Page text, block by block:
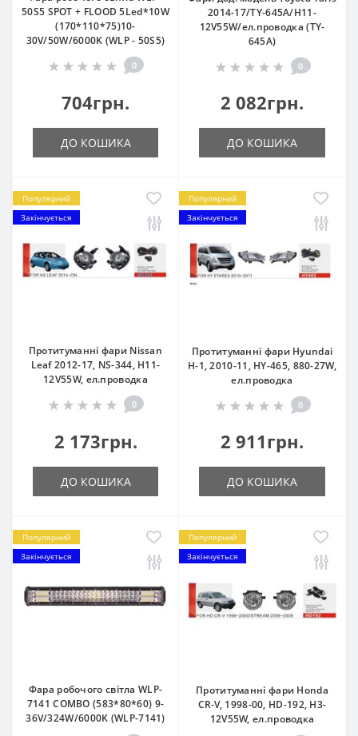
50S5 SPOT + FLOOD 5Led*10W
(170*110*75)10-
30V/50W/6000K (WLP - 50S5)
0
704грн.
ДО КОШИКА
2014-17/TY-645A/H11-
12V55W/eл.проводка (TY-
645A)
0
2 082грн.
ДО КОШИКА
Популярний
Закінчується
Протитуманні фари Nissan
Leaf 2012-17, NS-344, H11-
12V55W, eл.проводка
0
2 173грн.
ДО КОШИКА
Популярний
Закінчується
Протитуманні фари Hyundai
H-1, 2010-11, HY-465, 880-27W,
ел.проводка
0
2 911грн.
ДО КОШИКА
Популярний
Закінчується
Фара робочого світла WLP-
7141 COMBO (583*80*60) 9-
36V/324W/6000K (WLP-7141)
Популярний
Закінчується
Протитуманні фари Honda
CR-V, 1998-00, HD-192, H3-
12V55W, ел.проводка